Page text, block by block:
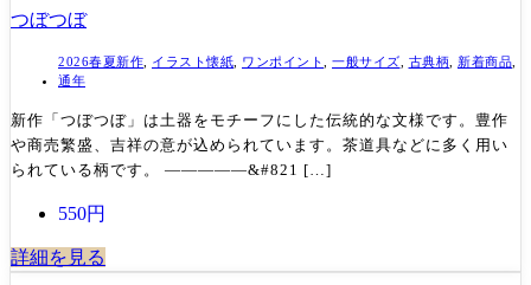
つぼつぼ
2026春夏新作 イラスト懐紙 ワンポイント 一般サイズ 古典柄 新着商品
通年
新作「つぼつぼ」は土器をモチーフにした伝統的な文様です。豊作
や商売繁盛、吉祥の意が込められています。茶道具などに多く用い
られている柄です。 —————&#821 […]
550円
詳細を見る